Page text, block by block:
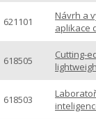
621101
Návrh a
aplikace
618505
Cutting-
618503